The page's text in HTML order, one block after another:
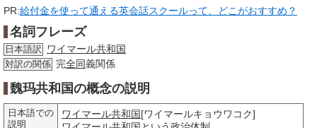
PR:給付金を使って通える英会話スクールって、どこがおすすめ？
名詞フレーズ
日本語訳 ワイマール共和国
対訳の関係 完全同義関係
魏玛共和国の概念の説明
日本語での
説明
ワイマール共和国[ワイマールキョウワコク]